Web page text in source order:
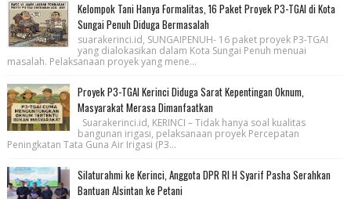
Kelompok Tani Hanya Formalitas, 16 Paket Proyek P3-TGAI di Kota
Sungai Penuh Diduga Bermasalah
suarakerinci.id, SUNGAIPENUH- 16 paket proyek P3-TGAI
yang dialokasikan dalam Kota Sungai Penuh menuai
masalah. Pelaksanaan proyek yang mene...
Proyek P3-TGAI Kerinci Diduga Sarat Kepentingan Oknum,
Masyarakat Merasa Dimanfaatkan
Suarakerinci.id, KERINCI – Tidak hanya soal kualitas
bangunan irigasi, pelaksanaan proyek Percepatan
Peningkatan Tata Guna Air Irigasi (P3...
Silaturahmi ke Kerinci, Anggota DPR RI H Syarif Pasha Serahkan
Bantuan Alsintan ke Petani